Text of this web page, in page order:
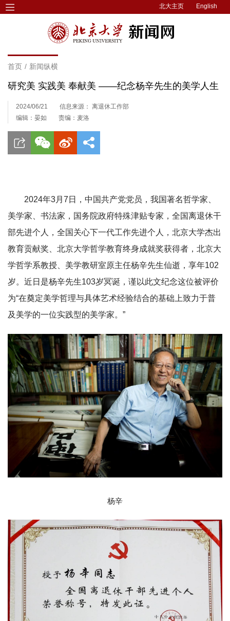
北大主页 English
首页 / 新闻纵横
研究美 实践美 奉献美 ——纪念杨辛先生的美学人生
2024/06/21
信息来源： 离退休工作部
编辑：晏如
责编：麦洛
2024年3月7日，中国共产党党员，我国著名哲学家、
美学家、书法家，国务院政府特殊津贴专家，全国离退休干
部先进个人，全国关心下一代工作先进个人，北京大学杰出
教育贡献奖、北京大学哲学教育终身成就奖获得者，北京大
学哲学系教授、美学教研室原主任杨辛先生仙逝，享年102
岁。近日是杨辛先生103岁冥诞，谨以此文纪念这位被评价
为“在奠定美学哲理与具体艺术经验结合的基础上致力于普
及美学的一位实践型的美学家。”
杨辛